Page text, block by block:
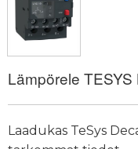
Lämpörele
Laadukas TeSys